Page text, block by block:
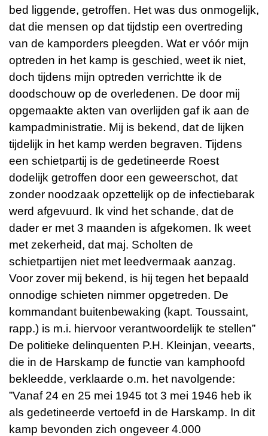
bed liggende, getroffen. Het was dus onmogelijk,
dat die mensen op dat tijdstip een overtreding
van de kamporders pleegden. Wat er vóór mijn
optreden in het kamp is geschied, weet ik niet,
doch tijdens mijn optreden verrichtte ik de
doodschouw op de overledenen. De door mij
opgemaakte akten van overlijden gaf ik aan de
kampadministratie. Mij is bekend, dat de lijken
tijdelijk in het kamp werden begraven. Tijdens
een schietpartij is de gedetineerde Roest
dodelijk getroffen door een geweerschot, dat
zonder noodzaak opzettelijk op de infectiebarak
werd afgevuurd. Ik vind het schande, dat de
dader er met 3 maanden is afgekomen. Ik weet
met zekerheid, dat maj. Scholten de
schietpartijen niet met leedvermaak aanzag.
Voor zover mij bekend, is hij tegen het bepaald
onnodige schieten nimmer opgetreden. De
kommandant buitenbewaking (kapt. Toussaint,
rapp.) is m.i. hiervoor verantwoordelijk te stellen”
De politieke delinquenten P.H. Kleinjan, veearts,
die in de Harskamp de functie van kamphoofd
bekleedde, verklaarde o.m. het navolgende:
”Vanaf 24 en 25 mei 1945 tot 3 mei 1946 heb ik
als gedetineerde vertoefd in de Harskamp. In dit
kamp bevonden zich ongeveer 4.000